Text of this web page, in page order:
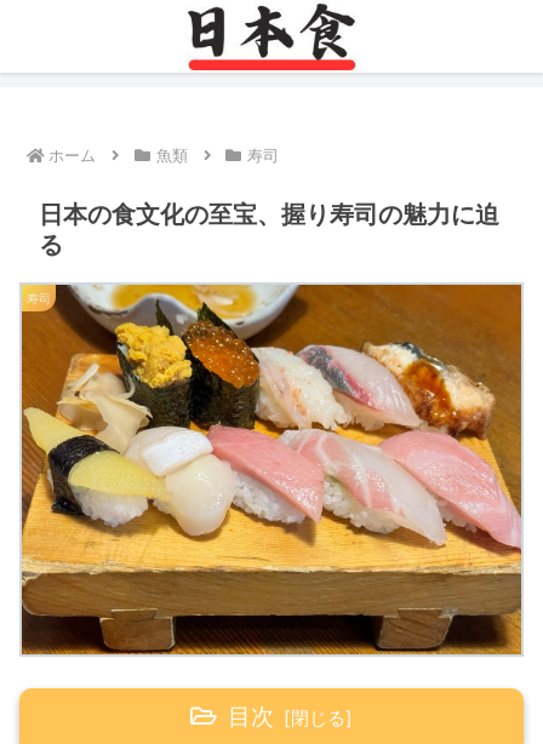
ホーム 魚類 寿司
日本の食文化の至宝、握り寿司の魅力に迫
る
寿司
目次